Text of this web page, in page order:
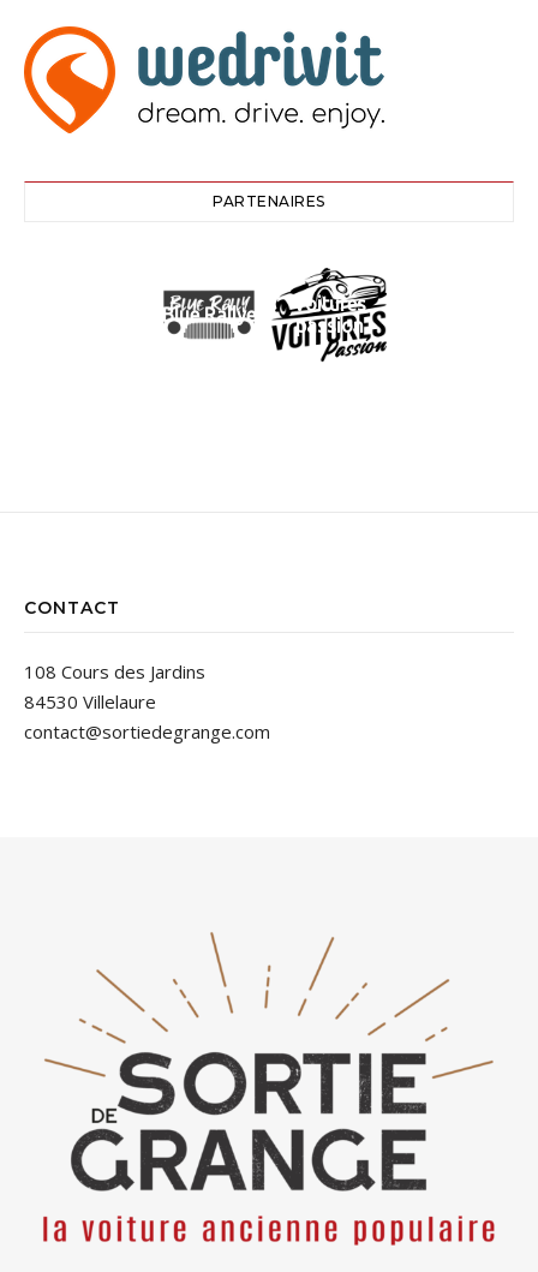
PARTENAIRES
Blue Rallye
Voitures
passion
CONTACT
108 Cours des Jardins
84530 Villelaure
contact@sortiedegrange.com